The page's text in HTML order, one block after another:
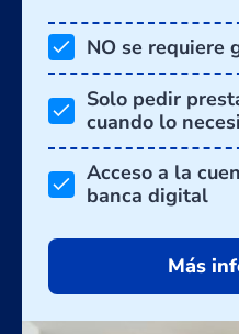
NO se requiere
Solo pedir
cuando lo
Acceso a la
banca digital
Más